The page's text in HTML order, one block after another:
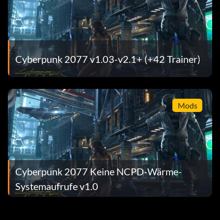
Cyberpunk 2077 v1.03-v2.1+ (+42 Trainer)
Mods
Cyberpunk 2077 Keine NCPD-Wärme-
Systemaufrufe v1.0